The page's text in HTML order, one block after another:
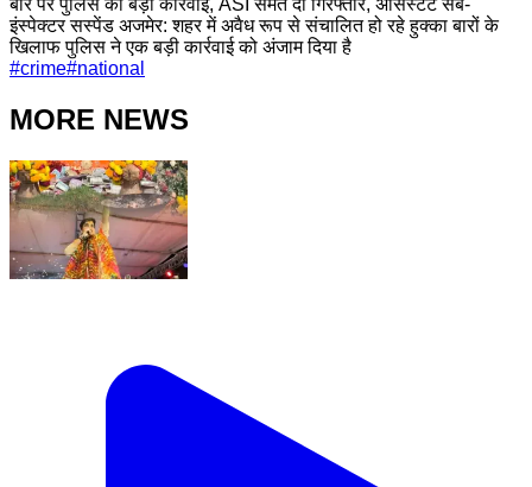
इंस्पेक्टर सस्पेंड अजमेर: शहर में अवैध रूप से संचालित हो रहे हुक्का बारों के
खिलाफ पुलिस ने एक बड़ी कार्रवाई को अंजाम दिया है
#crime#national
MORE NEWS